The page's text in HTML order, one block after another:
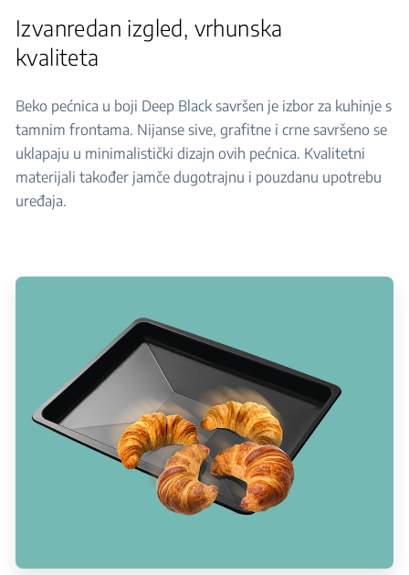
Izvanredan izgled, vrhunska
kvaliteta
Beko pećnica u boji Deep Black savršen je izbor za kuhinje s
tamnim frontama. Nijanse sive, grafitne i crne savršeno se
uklapaju u minimalistički dizajn ovih pećnica. Kvalitetni
materijali također jamče dugotrajnu i pouzdanu upotrebu
uređaja.